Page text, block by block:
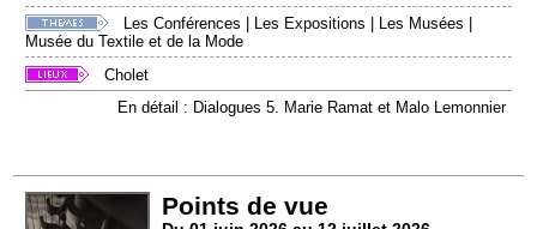
Les Conférences Les Expositions Les Musées
Musée du Textile et de la Mode
Cholet
En détail : Dialogues 5. Marie Ramat et Malo Lemonnier
Points de vue